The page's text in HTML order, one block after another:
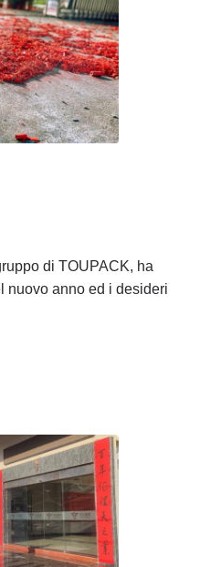
di TOUPACK, ha
nuovo anno ed i desideri